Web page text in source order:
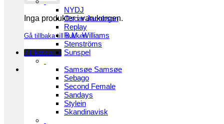
Inga produkter i varukorgen.
Gå tillbaka till butiken
Till kassan +
NYDJ
Oscar Jacobson
Replay
R.M. Williams
Stenströms
Sunspel
Samsøe Samsøe
Sebago
Second Female
Sandays
Stylein
Skandinavisk